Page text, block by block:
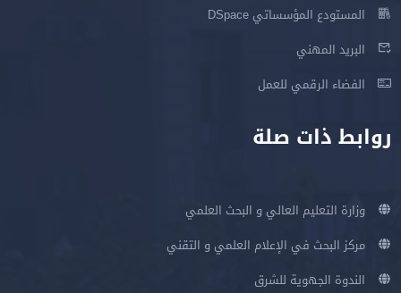
المستودع المؤسساتي DSpace
البريد المهني
الفضاء الرقمي للعمل
روابط ذات صلة
وزارة التعليم العالي و البحث العلمي
مركز البحث في الإعلام العلمي و التقني
الندوة الجهوية للشرق